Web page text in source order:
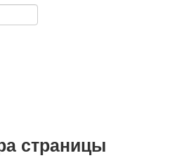
страницы